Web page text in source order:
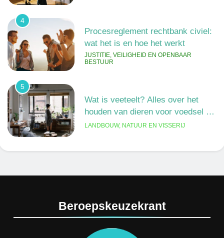
4
Procesreglement rechtbank civiel:
wat het is en hoe het werkt
JUSTITIE, VEILIGHEID EN OPENBAAR
BESTUUR
5
Wat is veeteelt? Alles over het
houden van dieren voor voedsel en
meer
LANDBOUW, NATUUR EN VISSERIJ
6
weten over het populairste
7
Kwantitatief of kwalitatief
Beroepskeuzekrant